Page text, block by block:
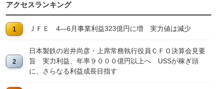
アクセスランキング
ＪＦＥ 4―6月事業利益323億円に増 実力値は減少
日本製鉄の岩井尚彦・上席常務執行役員ＣＦＯ決算会見要
旨 実力利益、年率９０００億円以上へ USSが稼ぎ頭
に、さらなる利益成長目指す